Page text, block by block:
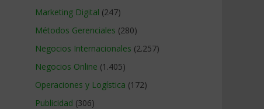
Marketing Digital (247)
Métodos Gerenciales (280)
Negocios Internacionales (2.257)
Negocios Online (1.405)
Operaciones y Logística (172)
Publicidad (306)